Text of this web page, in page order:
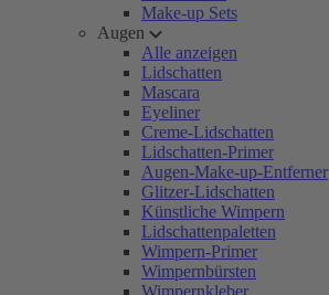
Make-up Sets
Augen
Alle anzeigen
Lidschatten
Mascara
Eyeliner
Creme-Lidschatten
Lidschatten-Primer
Augen-Make-up-Entferner
Glitzer-Lidschatten
Künstliche Wimpern
Lidschattenpaletten
Wimpern-Primer
Wimpernbürsten
Wimpernkleber